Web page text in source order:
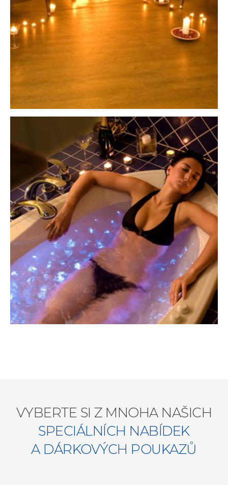
VYBERTE SI Z MNOHA NAŠICH
SPECIÁLNÍCH NABÍDEK
A DÁRKOVÝCH POUKAZŮ